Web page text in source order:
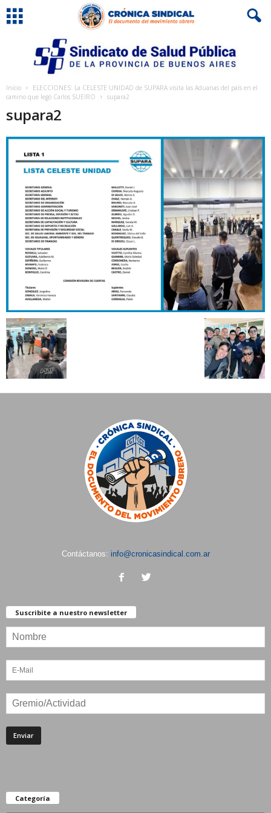
Inicio
ELECCIONES: La CELESTE UNIDAD de SUPARA visita las Aduanas del país en el
camino que legó Carlos SUEIRO
supara2
supara2
Contáctanos: info@cronicasindical.com.ar
Suscribite a nuestro newsletter
Categoría